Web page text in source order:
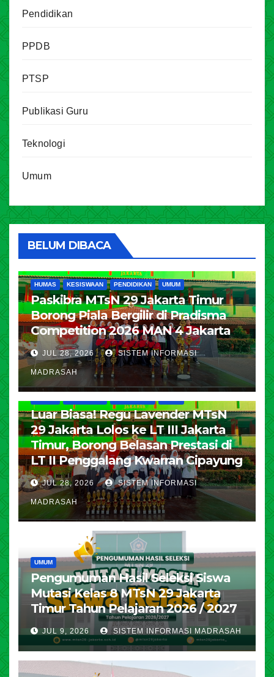
Pendidikan
PPDB
PTSP
Publikasi Guru
Teknologi
Umum
BELUM DIBACA
HUMAS KESISWAAN PENDIDIKAN UMUM
Paskibra MTsN 29 Jakarta Timur
Borong Piala Bergilir di Pradisma
Competition 2026 MAN 4 Jakarta
JUL 28, 2026 SISTEM INFORMASI
MADRASAH
Luar Biasa! Regu Lavender MTsN
29 Jakarta Lolos ke LT III Jakarta
Timur, Borong Belasan Prestasi di
LT II Penggalang Kwarran Cipayung
JUL 28, 2026 SISTEM INFORMASI
MADRASAH
UMUM
Pengumuman Hasil Seleksi Siswa
Mutasi Kelas 8 MTsN 29 Jakarta
Timur Tahun Pelajaran 2026 / 2027
JUL 9, 2026 SISTEM INFORMASI MADRASAH